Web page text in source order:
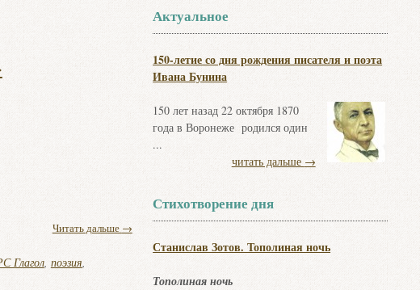
Читать дальше →
Глагол, поэзия,
Актуальное
150-летие со дня рождения писателя и поэта
Ивана Бунина
150 лет назад 22 октября 1870
года в Воронеже родился один
...
читать дальше →
Стихотворение дня
Станислав Зотов. Тополиная ночь
Тополиная ночь